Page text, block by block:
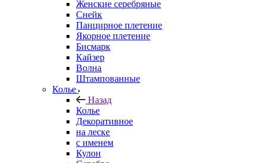
Женские серебряные
Снейк
Панцирное плетение
Якорное плетение
Бисмарк
Кайзер
Волна
Штампованные
Колье
Назад
Колье
Декоративное
на леске
с именем
Кулон